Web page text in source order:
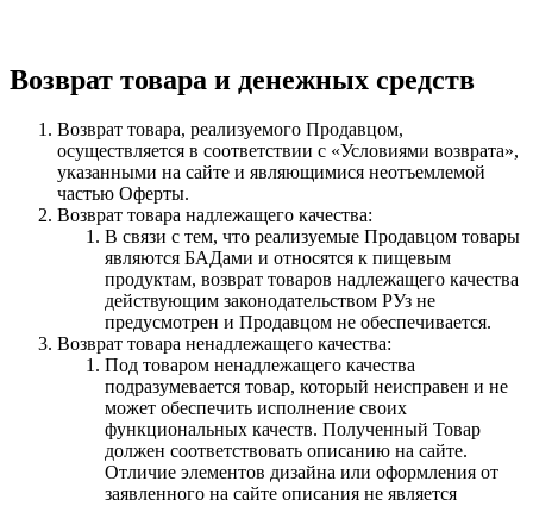
Возврат товара и денежных средств
Возврат товара, реализуемого Продавцом,
осуществляется в соответствии с «Условиями возврата»,
указанными на сайте и являющимися неотъемлемой
частью Оферты.
Возврат товара надлежащего качества:
В связи с тем, что реализуемые Продавцом товары
являются БАДами и относятся к пищевым
продуктам, возврат товаров надлежащего качества
действующим законодательством РУз не
предусмотрен и Продавцом не обеспечивается.
Возврат товара ненадлежащего качества:
Под товаром ненадлежащего качества
подразумевается товар, который неисправен и не
может обеспечить исполнение своих
функциональных качеств. Полученный Товар
должен соответствовать описанию на сайте.
Отличие элементов дизайна или оформления от
заявленного на сайте описания не является